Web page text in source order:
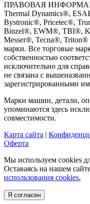
ПРАВОВАЯ
Thermal Dynamics®,
Bystronic®, Pricetec®,
Binzel®, EWM®, TBI®,
Messer®, Tecna®, Triton®
марки. Все торговые
собственностью
исключительно для
не связана с
зарегистрированными
Марки машин, детали,
упоминаются здесь
совместимости.
Карта сайта |
Оферта
Мы используем cookies
Оставаясь на нашем
использования cookies.
Я согласен